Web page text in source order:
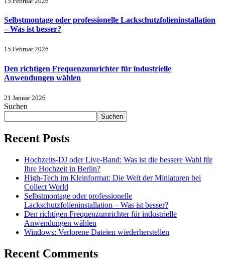
Selbstmontage oder professionelle Lackschutzfolieninstallation
– Was ist besser?
15 Februar 2026
Den richtigen Frequenzumrichter für industrielle
Anwendungen wählen
21 Januar 2026
Suchen
Suchen
Recent Posts
Hochzeits-DJ oder Live-Band: Was ist die bessere Wahl für
Ihre Hochzeit in Berlin?
High-Tech im Kleinformat: Die Welt der Miniaturen bei
Collect World
Selbstmontage oder professionelle
Lackschutzfolieninstallation – Was ist besser?
Den richtigen Frequenzumrichter für industrielle
Anwendungen wählen
Windows: Verlorene Dateien wiederherstellen
Recent Comments